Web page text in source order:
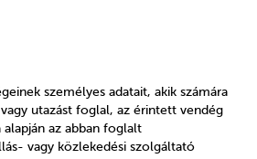
személyes adatait, akik számára
utazást foglal, az érintett vendég
az abban foglalt
vagy közlekedési szolgáltató